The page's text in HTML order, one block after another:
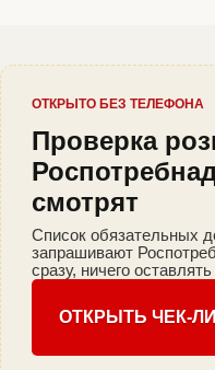
ОТКРЫТО БЕЗ ТЕЛЕФОНА
Проверка
смотрят
Список обязательных
запрашивают
сразу, ничего
ОТКРЫТЬ ЧЕК-